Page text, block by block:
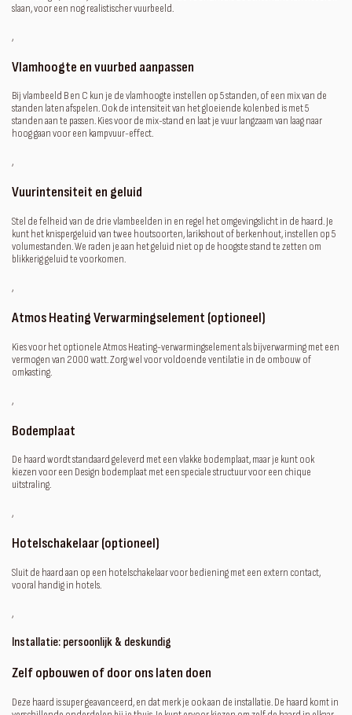
slaan, voor een nog realistischer vuurbeeld.
‚
Vlamhoogte en vuurbed aanpassen
Bij vlambeeld B en C kun je de vlamhoogte instellen op 5 standen, of een mix van de
standen laten afspelen. Ook de intensiteit van het gloeiende kolenbed is met 5
standen aan te passen. Kies voor de mix-stand en laat je vuur langzaam van laag naar
hoog gaan voor een kampvuur-effect.
‚
Vuurintensiteit en geluid
Stel de felheid van de drie vlambeelden in en regel het omgevingslicht in de haard. Je
kunt het knispergeluid van twee houtsoorten, larikshout of berkenhout, instellen op 5
volumestanden. We raden je aan het geluid niet op de hoogste stand te zetten om
blikkerig geluid te voorkomen.
‚
Atmos Heating Verwarmingselement (optioneel)
Kies voor het optionele Atmos Heating-verwarmingselement als bijverwarming met een
vermogen van 2000 watt. Zorg wel voor voldoende ventilatie in de ombouw of
omkasting.
‚
Bodemplaat
De haard wordt standaard geleverd met een vlakke bodemplaat, maar je kunt ook
kiezen voor een Design bodemplaat met een speciale structuur voor een chique
uitstraling.
‚
Hotelschakelaar (optioneel)
Sluit de haard aan op een hotelschakelaar voor bediening met een extern contact,
vooral handig in hotels.
‚
Installatie: persoonlijk & deskundig
Zelf opbouwen of door ons laten doen
Deze haard is super geavanceerd, en dat merk je ook aan de installatie. De haard komt in